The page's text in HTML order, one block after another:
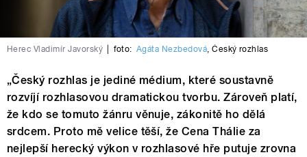
Herec Vladimír Javorský foto: Agáta Nezbedová,Český rozhlas
„Český rozhlas je jediné médium, které soustavně
rozvíjí rozhlasovou dramatickou tvorbu. Zároveň platí,
že kdo se tomuto žánru věnuje, zákonitě ho dělá
srdcem. Proto mě velice těší, že Cena Thálie za
nejlepší herecký výkon v rozhlasové hře putuje zrovna